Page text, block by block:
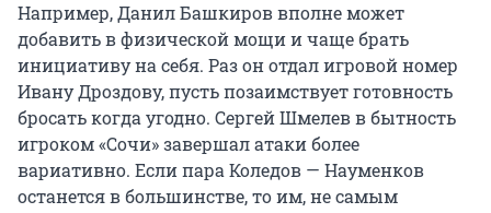
Например, Данил Башкиров вполне может
добавить в физической мощи и чаще брать
инициативу на себя. Раз он отдал игровой номер
Ивану Дроздову, пусть позаимствует готовность
бросать когда угодно. Сергей Шмелев в бытность
игроком «Сочи» завершал атаки более
вариативно. Если пара Коледов — Науменков
останется в большинстве, то им, не самым